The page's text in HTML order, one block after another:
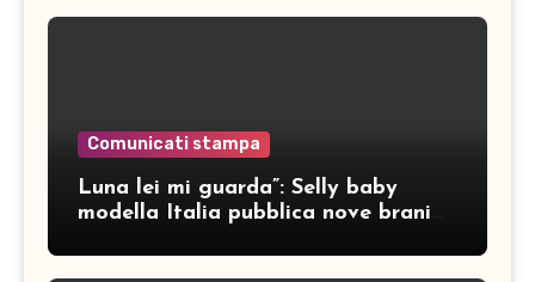
Comunicati stampa
Luna lei mi guarda”: Selly baby
modella Italia pubblica nove brani